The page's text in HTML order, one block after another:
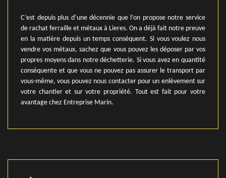
C’est depuis plus d’une décennie que l’on propose notre service
de rachat ferraille et métaux à Lieres. On a déjà fait notre preuve
en la matière depuis un temps conséquent. Si vous voulez nous
vendre vos métaux, sachez que vous pouvez les déposer par vos
propres moyens dans notre déchetterie. Si vous avez en quantité
conséquente et que vous ne pouvez pas assurer le transport par
vous-même, vous pouvez nous contacter pour un enlèvement sur
votre chantier et sur votre propriété. Tout est fait pour votre
avantage chez Entreprise Marin.